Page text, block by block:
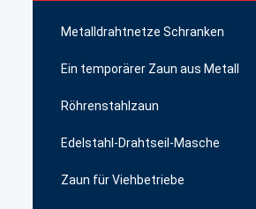
Metalldrahtnetze Schranken
Ein temporärer Zaun aus Metall
Röhrenstahlzaun
Edelstahl-Drahtseil-Masche
Zaun für Viehbetriebe